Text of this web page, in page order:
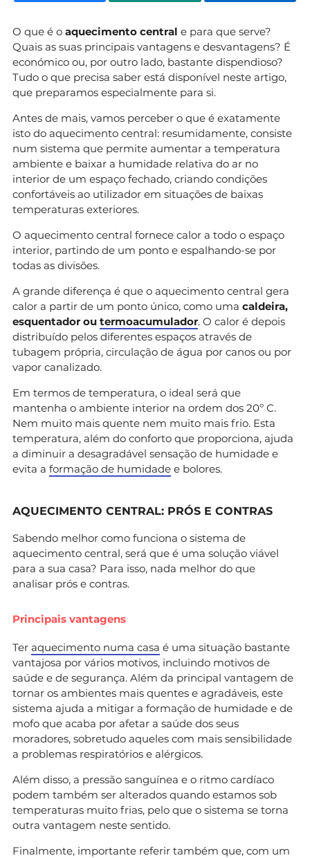
O que é o aquecimento central e para que serve?
Quais as suas principais vantagens e desvantagens? É
económico ou, por outro lado, bastante dispendioso?
Tudo o que precisa saber está disponível neste artigo,
que preparamos especialmente para si.
Antes de mais, vamos perceber o que é exatamente
isto do aquecimento central: resumidamente, consiste
num sistema que permite aumentar a temperatura
ambiente e baixar a humidade relativa do ar no
interior de um espaço fechado, criando condições
confortáveis ao utilizador em situações de baixas
temperaturas exteriores.
O aquecimento central fornece calor a todo o espaço
interior, partindo de um ponto e espalhando-se por
todas as divisões.
A grande diferença é que o aquecimento central gera
calor a partir de um ponto único, como uma caldeira,
esquentador ou termoacumulador. O calor é depois
distribuído pelos diferentes espaços através de
tubagem própria, circulação de água por canos ou por
vapor canalizado.
Em termos de temperatura, o ideal será que
mantenha o ambiente interior na ordem dos 20º C.
Nem muito mais quente nem muito mais frio. Esta
temperatura, além do conforto que proporciona, ajuda
a diminuir a desagradável sensação de humidade e
evita a formação de humidade e bolores.
AQUECIMENTO CENTRAL: PRÓS E CONTRAS
Sabendo melhor como funciona o sistema de
aquecimento central, será que é uma solução viável
para a sua casa? Para isso, nada melhor do que
analisar prós e contras.
Principais vantagens
Ter aquecimento numa casa é uma situação bastante
vantajosa por vários motivos, incluindo motivos de
saúde e de segurança. Além da principal vantagem de
tornar os ambientes mais quentes e agradáveis, este
sistema ajuda a mitigar a formação de humidade e de
mofo que acaba por afetar a saúde dos seus
moradores, sobretudo aqueles com mais sensibilidade
a problemas respiratórios e alérgicos.
Além disso, a pressão sanguínea e o ritmo cardíaco
podem também ser alterados quando estamos sob
temperaturas muito frias, pelo que o sistema se torna
outra vantagem neste sentido.
Finalmente, importante referir também que, com um